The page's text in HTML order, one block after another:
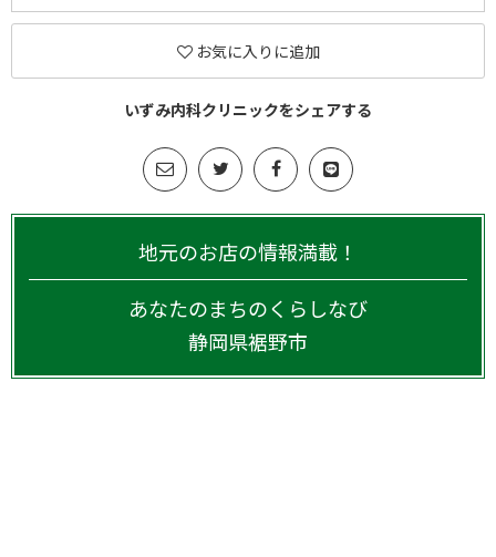
お気に入りに追加
いずみ内科クリニックをシェアする
地元のお店の情報満載！
あなたのまちのくらしなび
静岡県裾野市